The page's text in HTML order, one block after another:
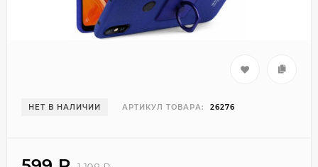
НЕТ В НАЛИЧИИ АРТИКУЛ ТОВАРА: 26276